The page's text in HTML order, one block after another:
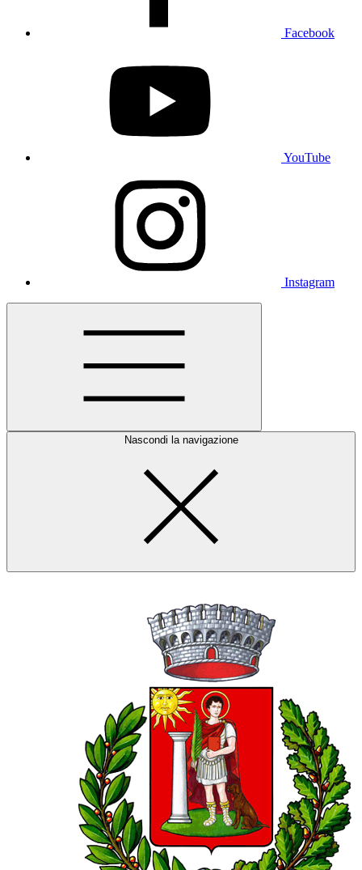
Facebook
YouTube
Instagram
Nascondi la navigazione